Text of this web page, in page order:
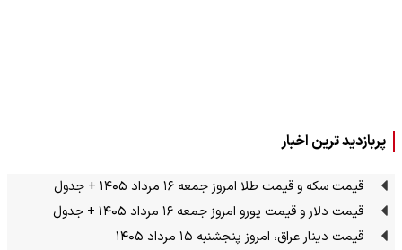
پربازدید ترین اخبار
قیمت سکه و قیمت طلا امروز جمعه ۱۶ مرداد ۱۴۰۵ + جدول
قیمت دلار و قیمت یورو امروز جمعه ۱۶ مرداد ۱۴۰۵ + جدول
قیمت دینار عراق، امروز پنجشنبه ۱۵ مرداد ۱۴۰۵